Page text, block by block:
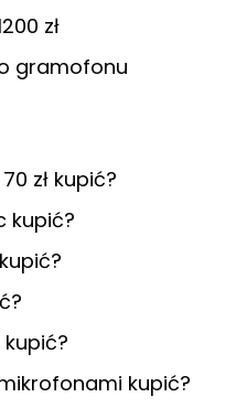
zł
gramofonu
zł kupić?
kupić?
kupić?
kupić?